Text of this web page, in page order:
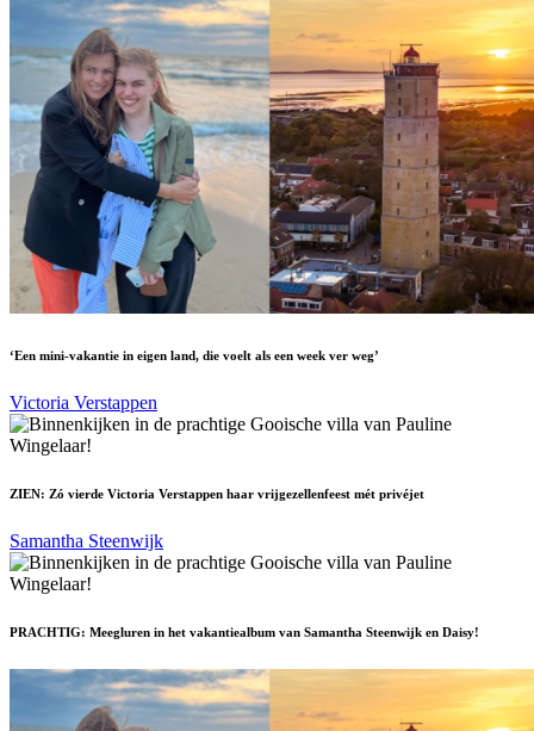
‘Een mini-vakantie in eigen land, die voelt als een week ver weg’
Victoria Verstappen
ZIEN: Zó vierde Victoria Verstappen haar vrijgezellenfeest mét privéjet
Samantha Steenwijk
PRACHTIG: Meegluren in het vakantiealbum van Samantha Steenwijk en Daisy!